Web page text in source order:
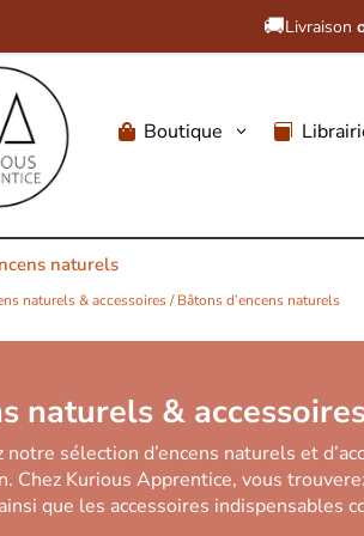
🚚Livraison
 Boutique 3 
naturels
naturels & accessoires/ Bâtons d’encens naturels
naturels &
notre sélection d’encens naturels et
Chez Kurious Apprentice, vous
que les accessoires indispensables